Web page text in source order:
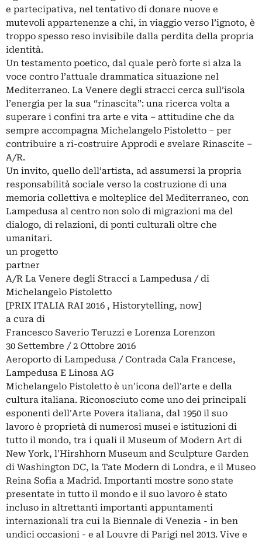
e partecipativa, nel tentativo di donare nuove e
mutevoli appartenenze a chi, in viaggio verso l’ignoto, è
troppo spesso reso invisibile dalla perdita della propria
identità.
Un testamento poetico, dal quale però forte si alza la
voce contro l’attuale drammatica situazione nel
Mediterraneo. La Venere degli stracci cerca sull’isola
l’energia per la sua “rinascita”: una ricerca volta a
superare i confini tra arte e vita – attitudine che da
sempre accompagna Michelangelo Pistoletto – per
contribuire a ri-costruire Approdi e svelare Rinascite –
A/R.
Un invito, quello dell’artista, ad assumersi la propria
responsabilità sociale verso la costruzione di una
memoria collettiva e molteplice del Mediterraneo, con
Lampedusa al centro non solo di migrazioni ma del
dialogo, di relazioni, di ponti culturali oltre che
umanitari.
un progetto
partner
A/R La Venere degli Stracci a Lampedusa / di
Michelangelo Pistoletto
[PRIX ITALIA RAI 2016 , Historytelling, now]
a cura di
Francesco Saverio Teruzzi e Lorenza Lorenzon
30 Settembre / 2 Ottobre 2016
Aeroporto di Lampedusa / Contrada Cala Francese,
Lampedusa E Linosa AG
Michelangelo Pistoletto è un'icona dell'arte e della
cultura italiana. Riconosciuto come uno dei principali
esponenti dell'Arte Povera italiana, dal 1950 il suo
lavoro è proprietà di numerosi musei e istituzioni di
tutto il mondo, tra i quali il Museum of Modern Art di
New York, l'Hirshhorn Museum and Sculpture Garden
di Washington DC, la Tate Modern di Londra, e il Museo
Reina Sofia a Madrid. Importanti mostre sono state
presentate in tutto il mondo e il suo lavoro è stato
incluso in altrettanti importanti appuntamenti
internazionali tra cui la Biennale di Venezia - in ben
undici occasioni - e al Louvre di Parigi nel 2013. Vive e